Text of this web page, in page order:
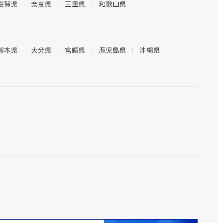
賀県 奈良県 三重県 和歌山県
本県 大分県 宮崎県 鹿児島県 沖縄県